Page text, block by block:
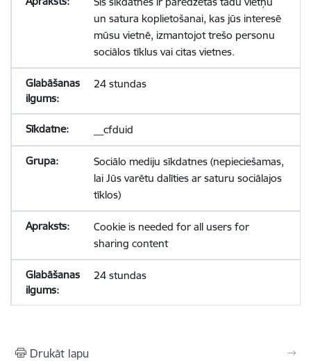
un satura koplietošanai, kas jūs interesē
mūsu vietnē, izmantojot trešo personu
sociālos tīklus vai citas vietnes.
24 stundas
__cfduid
Sociālo mediju sīkdatnes (nepieciešamas,
lai Jūs varētu dalīties ar saturu sociālajos
tīklos)
Cookie is needed for all users for
sharing content
24 stundas
Drukāt lapu